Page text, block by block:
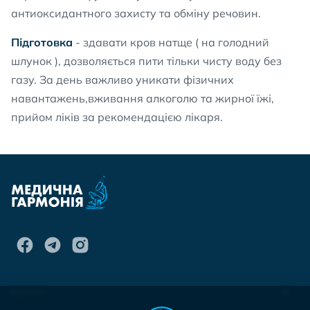
антиоксидантного захисту та обміну речовин.
Підготовка - здавати кров натще ( на голодний
шлунок ), дозволяється пити тільки чисту воду без
газу. За день важливо уникати фізичних
навантажень,вживання алкоголю та жирної їжі,
прийом ліків за рекомендацією лікаря.